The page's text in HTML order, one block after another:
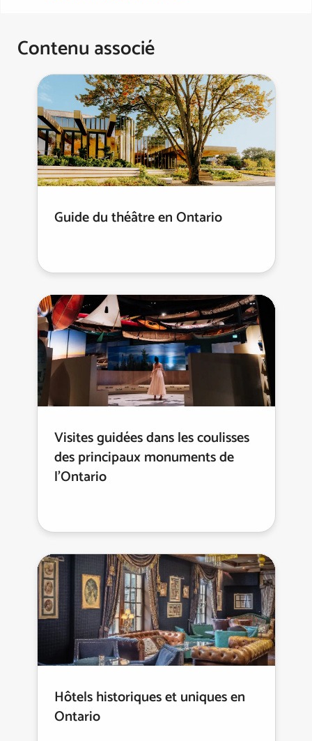
Contenu associé
Guide du théâtre en Ontario
Visites guidées dans les coulisses
des principaux monuments de
l’Ontario
Hôtels historiques et uniques en
Ontario